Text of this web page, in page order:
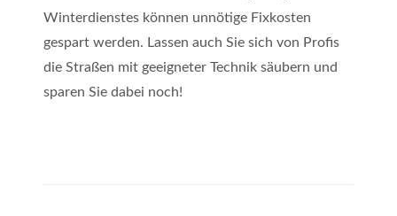
Winterdienstes können unnötige Fixkosten
gespart werden. Lassen auch Sie sich von Profis
die Straßen mit geeigneter Technik säubern und
sparen Sie dabei noch!